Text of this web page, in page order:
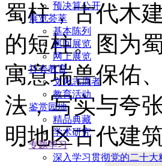
预决算公开
展览荟萃
基本陈列
巡回展览
网上展览
社会教育
文化志愿者
教育活动
鉴赏园地
精品典藏
学术研究
专题学习
深入学习贯彻党的二十大
蜀柱，古代木
的短柱。图为
寓意瑞兽保佑
法，写实与夸
明地区古代建